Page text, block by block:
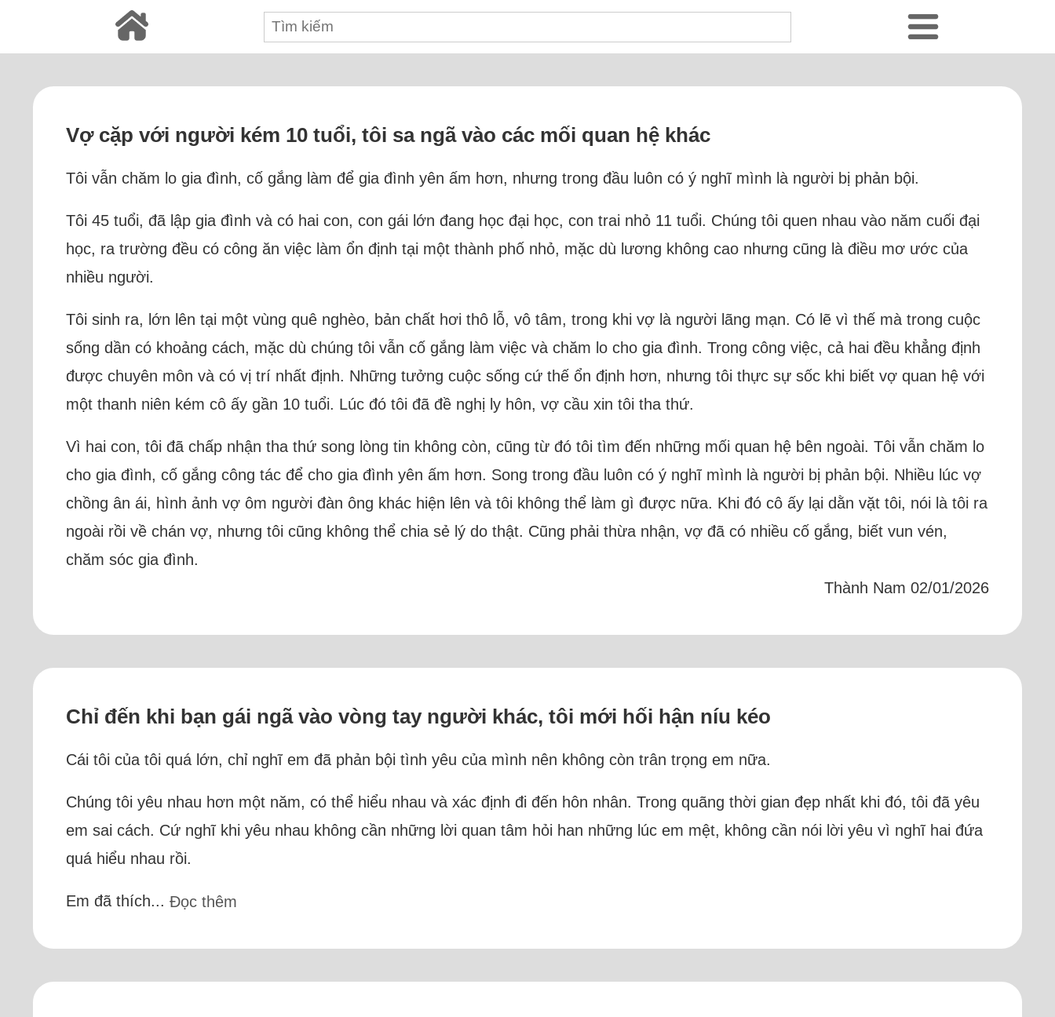
Vợ cặp với người kém 10 tuổi, tôi sa ngã vào các mối quan hệ khác
Tôi vẫn chăm lo gia đình, cố gắng làm để gia đình yên ấm hơn, nhưng trong đầu luôn có ý nghĩ mình là người bị phản bội.
Tôi 45 tuổi, đã lập gia đình và có hai con, con gái lớn đang học đại học, con trai nhỏ 11 tuổi. Chúng tôi quen nhau vào năm cuối đại
học, ra trường đều có công ăn việc làm ổn định tại một thành phố nhỏ, mặc dù lương không cao nhưng cũng là điều mơ ước của
nhiều người.
Tôi sinh ra, lớn lên tại một vùng quê nghèo, bản chất hơi thô lỗ, vô tâm, trong khi vợ là người lãng mạn. Có lẽ vì thế mà trong cuộc
sống dần có khoảng cách, mặc dù chúng tôi vẫn cố gắng làm việc và chăm lo cho gia đình. Trong công việc, cả hai đều khẳng định
được chuyên môn và có vị trí nhất định. Những tưởng cuộc sống cứ thế ổn định hơn, nhưng tôi thực sự sốc khi biết vợ quan hệ với
một thanh niên kém cô ấy gần 10 tuổi. Lúc đó tôi đã đề nghị ly hôn, vợ cầu xin tôi tha thứ.
Vì hai con, tôi đã chấp nhận tha thứ song lòng tin không còn, cũng từ đó tôi tìm đến những mối quan hệ bên ngoài. Tôi vẫn chăm lo
cho gia đình, cố gắng công tác để cho gia đình yên ấm hơn. Song trong đầu luôn có ý nghĩ mình là người bị phản bội. Nhiều lúc vợ
chồng ân ái, hình ảnh vợ ôm người đàn ông khác hiện lên và tôi không thể làm gì được nữa. Khi đó cô ấy lại dằn vặt tôi, nói là tôi ra
ngoài rồi về chán vợ, nhưng tôi cũng không thể chia sẻ lý do thật. Cũng phải thừa nhận, vợ đã có nhiều cố gắng, biết vun vén,
chăm sóc gia đình.
Thành Nam 02/01/2026
Chỉ đến khi bạn gái ngã vào vòng tay người khác, tôi mới hối hận níu kéo
Cái tôi của tôi quá lớn, chỉ nghĩ em đã phản bội tình yêu của mình nên không còn trân trọng em nữa.
Chúng tôi yêu nhau hơn một năm, có thể hiểu nhau và xác định đi đến hôn nhân. Trong quãng thời gian đẹp nhất khi đó, tôi đã yêu
em sai cách. Cứ nghĩ khi yêu nhau không cần những lời quan tâm hỏi han những lúc em mệt, không cần nói lời yêu vì nghĩ hai đứa
quá hiểu nhau rồi.
Em đã thích... Đọc thêm